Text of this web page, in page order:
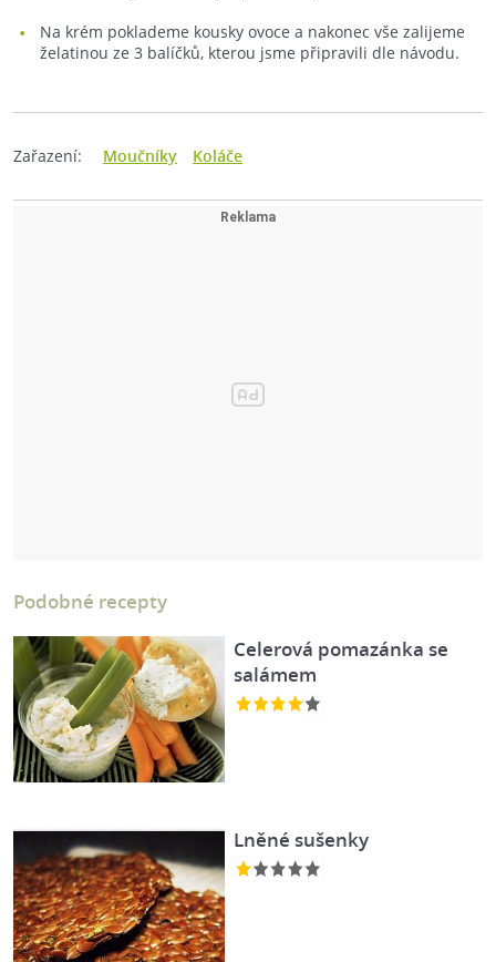
Na krém poklademe kousky ovoce a nakonec vše zalijeme
želatinou ze 3 balíčků, kterou jsme připravili dle návodu.
Zařazení: Moučníky Koláče
Podobné recepty
Celerová pomazánka se
salámem
Lněné sušenky